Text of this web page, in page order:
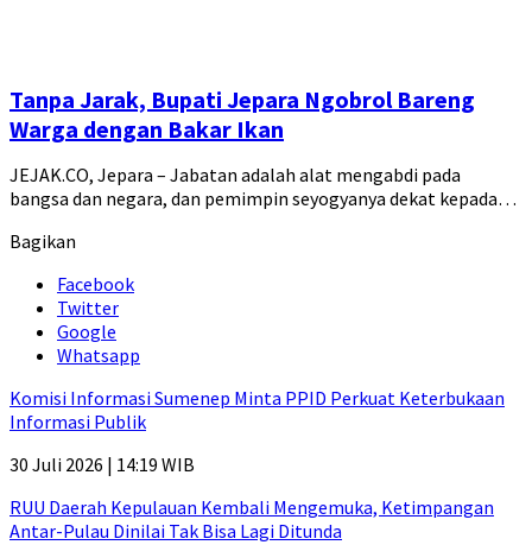
Tanpa Jarak, Bupati Jepara Ngobrol Bareng
Warga dengan Bakar Ikan
JEJAK.CO, Jepara – Jabatan adalah alat mengabdi pada
bangsa dan negara, dan pemimpin seyogyanya dekat kepada…
Bagikan
Facebook
Twitter
Google
Whatsapp
Komisi Informasi Sumenep Minta PPID Perkuat Keterbukaan
Informasi Publik
30 Juli 2026 | 14:19 WIB
RUU Daerah Kepulauan Kembali Mengemuka, Ketimpangan
Antar-Pulau Dinilai Tak Bisa Lagi Ditunda